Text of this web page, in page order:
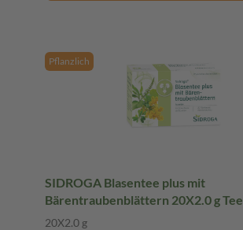
Pflanzlich
SIDROGA Blasentee plus mit
Bärentraubenblättern 20X2.0 g Tee
20X2.0 g